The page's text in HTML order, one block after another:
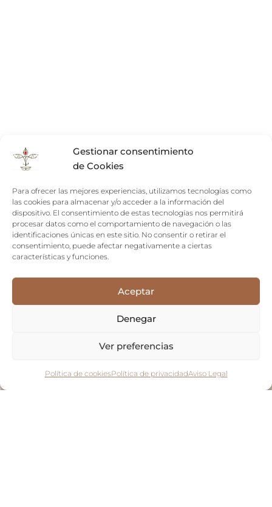
Gestionar consentimiento
de Cookies
Para ofrecer las mejores experiencias, utilizamos tecnologías como
las cookies para almacenar y/o acceder a la información del
dispositivo. El consentimiento de estas tecnologías nos permitirá
procesar datos como el comportamiento de navegación o las
identificaciones únicas en este sitio. No consentir o retirar el
consentimiento, puede afectar negativamente a ciertas
características y funciones.
Aceptar
Denegar
Ver preferencias
Política de cookiesPolítica de privacidadAviso Legal